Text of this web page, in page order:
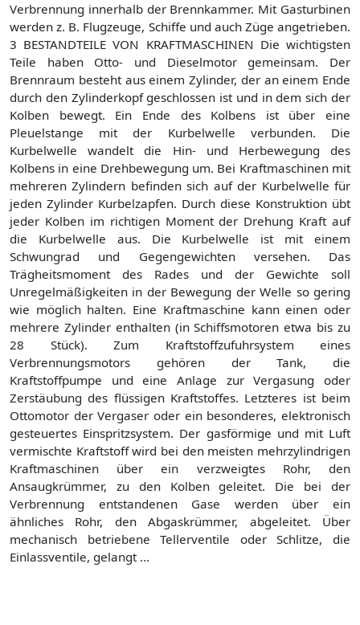
Verbrennung innerhalb der Brennkammer. Mit Gasturbinen
werden z. B. Flugzeuge, Schiffe und auch Züge angetrieben.
3 BESTANDTEILE VON KRAFTMASCHINEN Die wichtigsten
Teile haben Otto- und Dieselmotor gemeinsam. Der
Brennraum besteht aus einem Zylinder, der an einem Ende
durch den Zylinderkopf geschlossen ist und in dem sich der
Kolben bewegt. Ein Ende des Kolbens ist über eine
Pleuelstange mit der Kurbelwelle verbunden. Die
Kurbelwelle wandelt die Hin- und Herbewegung des
Kolbens in eine Drehbewegung um. Bei Kraftmaschinen mit
mehreren Zylindern befinden sich auf der Kurbelwelle für
jeden Zylinder Kurbelzapfen. Durch diese Konstruktion übt
jeder Kolben im richtigen Moment der Drehung Kraft auf
die Kurbelwelle aus. Die Kurbelwelle ist mit einem
Schwungrad und Gegengewichten versehen. Das
Trägheitsmoment des Rades und der Gewichte soll
Unregelmäßigkeiten in der Bewegung der Welle so gering
wie möglich halten. Eine Kraftmaschine kann einen oder
mehrere Zylinder enthalten (in Schiffsmotoren etwa bis zu
28 Stück). Zum Kraftstoffzufuhrsystem eines
Verbrennungsmotors gehören der Tank, die
Kraftstoffpumpe und eine Anlage zur Vergasung oder
Zerstäubung des flüssigen Kraftstoffes. Letzteres ist beim
Ottomotor der Vergaser oder ein besonderes, elektronisch
gesteuertes Einspritzsystem. Der gasförmige und mit Luft
vermischte Kraftstoff wird bei den meisten mehrzylindrigen
Kraftmaschinen über ein verzweigtes Rohr, den
Ansaugkrümmer, zu den Kolben geleitet. Die bei der
Verbrennung entstandenen Gase werden über ein
ähnliches Rohr, den Abgaskrümmer, abgeleitet. Über
mechanisch betriebene Tellerventile oder Schlitze, die
Einlassventile, gelangt ...